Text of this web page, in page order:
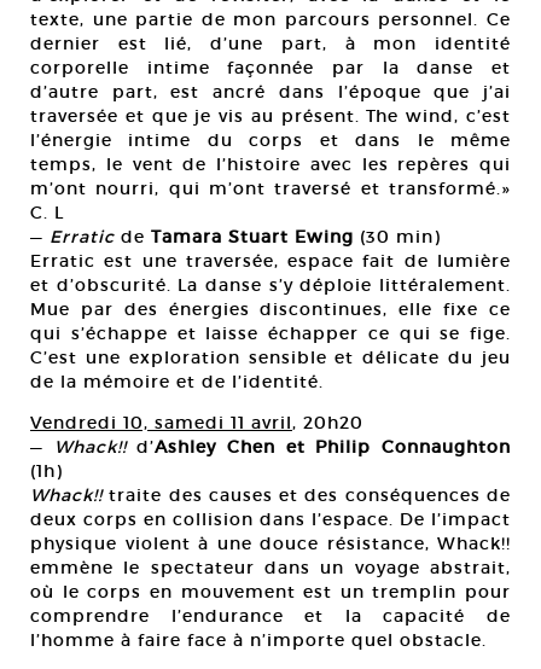
texte, une partie de mon parcours personnel. Ce
dernier est lié, d’une part, à mon identité
corporelle intime façonnée par la danse et
d’autre part, est ancré dans l’époque que j’ai
traversée et que je vis au présent. The wind, c’est
l’énergie intime du corps et dans le même
temps, le vent de l’histoire avec les repères qui
m’ont nourri, qui m’ont traversé et transformé.»
C. L
— Erratic de Tamara Stuart Ewing (30 min)
Erratic est une traversée, espace fait de lumière
et d’obscurité. La danse s’y déploie littéralement.
Mue par des énergies discontinues, elle fixe ce
qui s’échappe et laisse échapper ce qui se fige.
C’est une exploration sensible et délicate du jeu
de la mémoire et de l’identité.
Vendredi 10, samedi 11 avril, 20h20
—
Whack!!d’Ashley Chen et Philip Connaughton
(1h)
Whack!!traite des causes et des conséquences de
deux corps en collision dans l’espace. De l’impact
physique violent à une douce résistance, Whack!!
emmène le spectateur dans un voyage abstrait,
où le corps en mouvement est un tremplin pour
comprendre l’endurance et la capacité de
l’homme à faire face à n’importe quel obstacle.